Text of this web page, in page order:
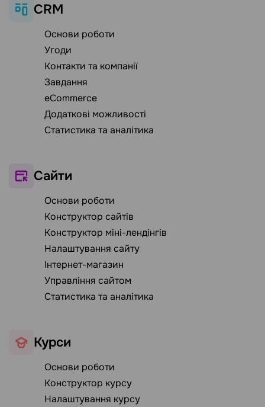
CRM
Основи роботи
Угоди
Контакти та компанії
Завдання
eCommerce
Додаткові можливості
Статистика та аналітика
Сайти
Основи роботи
Конструктор сайтів
Конструктор міні-лендінгів
Налаштування сайту
Інтернет-магазин
Управління сайтом
Статистика та аналітика
Курси
Основи роботи
Конструктор курсу
Налаштування курсу